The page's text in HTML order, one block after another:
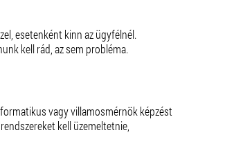
esetenként kinn az ügyfélnél.
kell rád, az sem probléma.
vagy villamosmérnök képzést
kell üzemeltetnie,